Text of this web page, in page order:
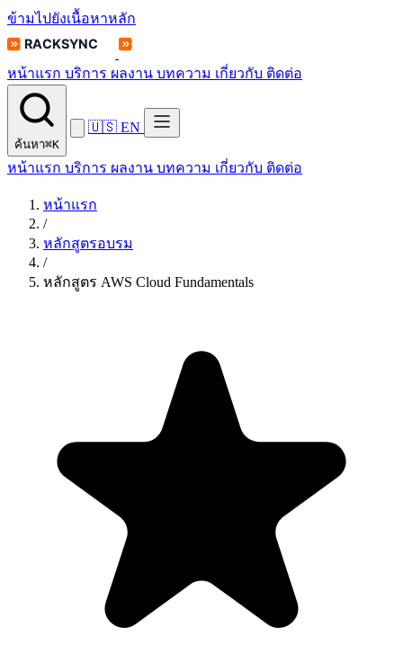
ข้ามไปยังเนื้อหาหลัก
หน้าแรก บริการ ผลงาน บทความ เกี่ยวกับ ติดต่อ
ค้นหา⌘K
🇺🇸 EN
หน้าแรก บริการ ผลงาน บทความ เกี่ยวกับ ติดต่อ
หน้าแรก
/
หลักสูตรอบรม
/
หลักสูตร AWS Cloud Fundamentals